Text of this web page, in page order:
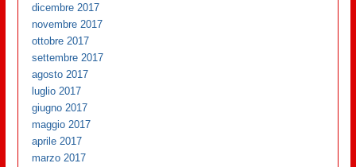
dicembre 2017
novembre 2017
ottobre 2017
settembre 2017
agosto 2017
luglio 2017
giugno 2017
maggio 2017
aprile 2017
marzo 2017